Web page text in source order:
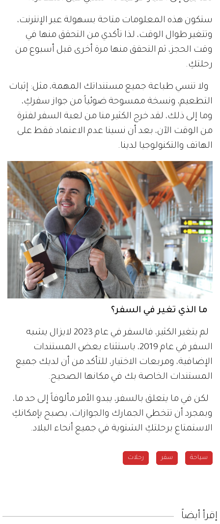
ستكون هذه المعلومات متاحة بسهولة عبر الإنترنت،
وتتغير طوال الوقت، لذا تأكدي من التحقق منها في
وقت الحجز، ثم التحقق منها مرة أخرى قبل أسبوع من
رحلتكِ.
ولا تنسي طباعة جميع مستنداتك المهمة، مثل: إثبات
التطعيم، ونسخة ممسوحة ضوئياً من جواز سفركِ،
وما إلى ذلك، لقد خرج الكثير منا من لعبة السفر لفترة
من الوقت الآن، بعد أن نسينا عدم الاعتماد فقط على
الهاتف والتكنولوجيا لدينا.
ما الذي تغير في السفر؟
لم يتغير الكثير، فالسفر في عام 2023 لايزال يشبه
السفر في عام 2019، باستثناء بعض المستندات
الإضافية، ومربعات الاختيار، للتأكد من أن لديك جميع
المستندات الخاصة بك في مكانها الصحيح.
لكن في ما يتعلق بالسفر، يبدو الأمر مألوفاً إلى حد ما،
وبمجرد أن تتخطي الجمارك والجوازات، يصبح بإمكانكِ
الاستمتاع برحلتكِ الشتوية في جميع أنحاء البلاد.
سياحة سفر رحلات
إقرأ أيضاً